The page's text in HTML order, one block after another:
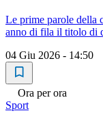
Le prime parole della
anno di fila il titolo di
04 Giu 2026 - 14:50
Ora per ora
Sport